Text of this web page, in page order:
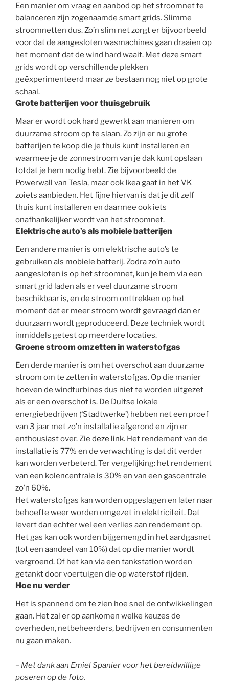
Een manier om vraag en aanbod op het stroomnet te
balanceren zijn zogenaamde smart grids. Slimme
stroomnetten dus. Zo’n slim net zorgt er bijvoorbeeld
voor dat de aangesloten wasmachines gaan draaien op
het moment dat de wind hard waait. Met deze smart
grids wordt op verschillende plekken
geëxperimenteerd maar ze bestaan nog niet op grote
schaal.
Grote batterijen voor thuisgebruik
Maar er wordt ook hard gewerkt aan manieren om
duurzame stroom op te slaan. Zo zijn er nu grote
batterijen te koop die je thuis kunt installeren en
waarmee je de zonnestroom van je dak kunt opslaan
totdat je hem nodig hebt. Zie bijvoorbeeld de
Powerwall van Tesla, maar ook Ikea gaat in het VK
zoiets aanbieden. Het fijne hiervan is dat je dit zelf
thuis kunt installeren en daarmee ook iets
onafhankelijker wordt van het stroomnet.
Elektrische auto’s als mobiele batterijen
Een andere manier is om elektrische auto’s te
gebruiken als mobiele batterij. Zodra zo’n auto
aangesloten is op het stroomnet, kun je hem via een
smart grid laden als er veel duurzame stroom
beschikbaar is, en de stroom onttrekken op het
moment dat er meer stroom wordt gevraagd dan er
duurzaam wordt geproduceerd. Deze techniek wordt
inmiddels getest op meerdere locaties.
Groene stroom omzetten in waterstofgas
Een derde manier is om het overschot aan duurzame
stroom om te zetten in waterstofgas. Op die manier
hoeven de windturbines dus niet te worden uitgezet
als er een overschot is. De Duitse lokale
energiebedrijven (‘Stadtwerke’) hebben net een proef
van 3 jaar met zo’n installatie afgerond en zijn er
enthousiast over. Zie deze link. Het rendement van de
installatie is 77% en de verwachting is dat dit verder
kan worden verbeterd. Ter vergelijking: het rendement
van een kolencentrale is 30% en van een gascentrale
zo’n 60%.
Het waterstofgas kan worden opgeslagen en later naar
behoefte weer worden omgezet in elektriciteit. Dat
levert dan echter wel een verlies aan rendement op.
Het gas kan ook worden bijgemengd in het aardgasnet
(tot een aandeel van 10%) dat op die manier wordt
vergroend. Of het kan via een tankstation worden
getankt door voertuigen die op waterstof rijden.
Hoe nu verder
Het is spannend om te zien hoe snel de ontwikkelingen
gaan. Het zal er op aankomen welke keuzes de
overheden, netbeheerders, bedrijven en consumenten
nu gaan maken.
– Met dank aan Emiel Spanier voor het bereidwillige
poseren op de foto.